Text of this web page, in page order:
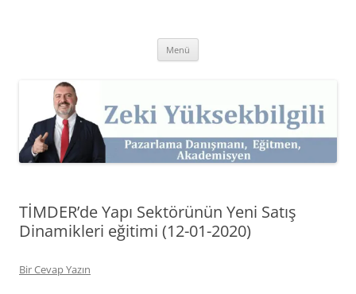
Kişisel Web Sitesi.
Menü
TİMDER’de Yapı Sektörünün Yeni Satış
Dinamikleri eğitimi (12-01-2020)
Bir Cevap Yazın